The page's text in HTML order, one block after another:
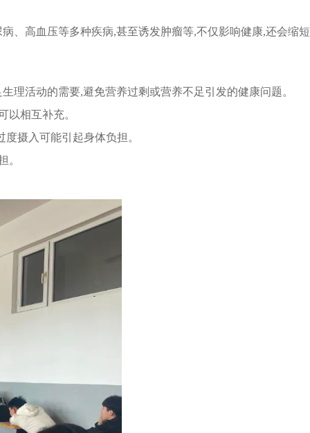
高血压等多种疾病,甚至诱发肿瘤等,不仅影响健康,还会缩短
理活动的需要,避免营养过剩或营养不足引发的健康问题。
以相互补充。
摄入可能引起身体负担。
。